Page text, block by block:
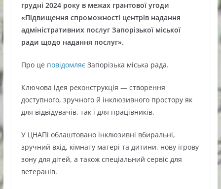
грудні 2024 року в межах грантової угоди
«Підвищення спроможності центрів надання
адміністративних послуг Запорізької міської
ради щодо надання послуг».
Про це повідомляєЗапорізька міська рада.
Ключова ідея реконструкція — створення
доступного, зручного й інклюзивного простору як
для відвідувачів, так і для працівників.
У ЦНАПі облаштовано інклюзивні вбиральні,
зручний вхід, кімнату матері та дитини, нову ігрову
зону для дітей, а також спеціальний сервіс для
ветеранів.